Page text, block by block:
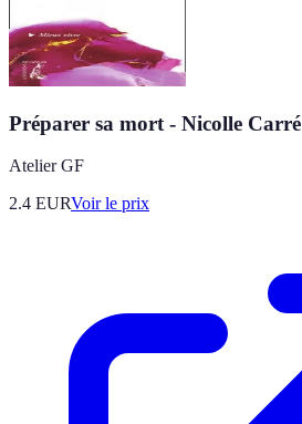
Préparer sa mort - Nicolle Carré
Atelier GF
2.4 EURVoir le prix